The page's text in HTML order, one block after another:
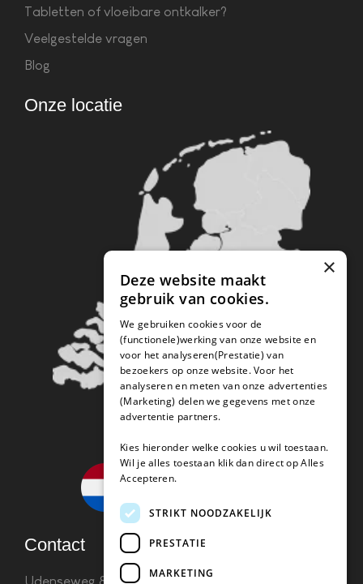
Tabletten of vloeibare ontkalker?
Veelgestelde vragen
Blog
Onze locatie
Contact
×
Deze website maakt
gebruik van cookies.
We gebruiken cookies voor de
(functionele)werking van onze website en
voor het analyseren(Prestatie) van
bezoekers op onze website. Voor het
analyseren en meten van onze advertenties
(Marketing) delen we gegevens met onze
advertentie partners.
Kies hieronder welke cookies u wil toestaan.
Wil je alles toestaan klik dan direct op Alles
Accepteren.
STRIKT NOODZAKELIJK
PRESTATIE
MARKETING